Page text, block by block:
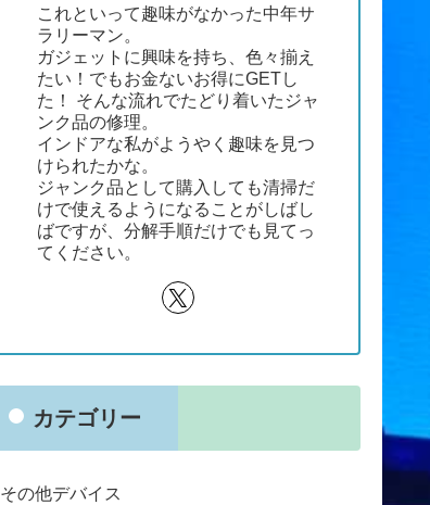
これといって趣味がなかった中年サ
ラリーマン。
ガジェットに興味を持ち、色々揃え
たい！でもお金ないお得にGETし
た！ そんな流れでたどり着いたジャ
ンク品の修理。
インドアな私がようやく趣味を見つ
けられたかな。
ジャンク品として購入しても清掃だ
けで使えるようになることがしばし
ばですが、分解手順だけでも見てっ
てください。
カテゴリー
その他デバイス